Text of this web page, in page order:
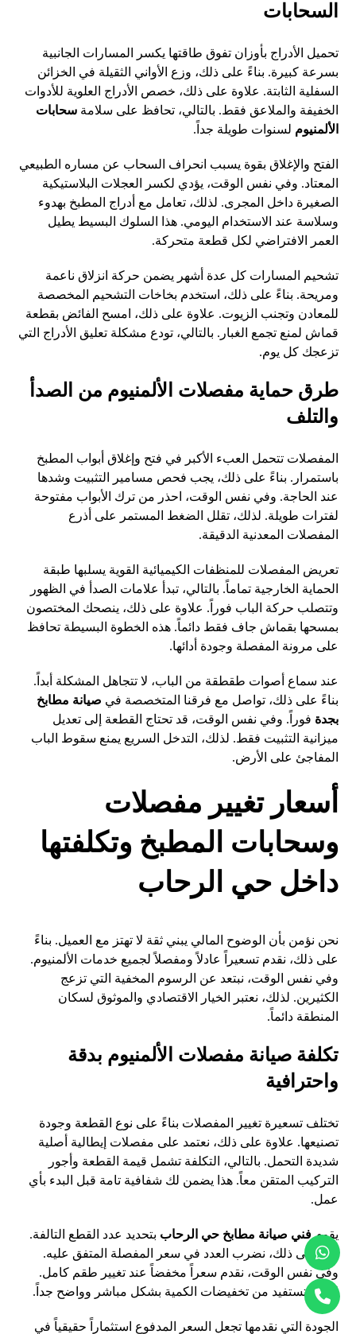
السحابات
تحميل الأدراج بأوزان تفوق طاقتها يكسر المسارات الجانبية
بسرعة كبيرة. بناءً على ذلك، وزع الأواني الثقيلة في الخزائن
السفلية الثابتة. علاوة على ذلك، خصص الأدراج العلوية للأدوات
الخفيفة والملاعق فقط. بالتالي، تحافظ على سلامةسحابات
الألمنيوم لسنوات طويلة جداً.
الفتح والإغلاق بقوة يسبب انحراف السحاب عن مساره الطبيعي
المعتاد. وفي نفس الوقت، يؤدي لكسر العجلات البلاستيكية
الصغيرة داخل المجرى. لذلك، تعامل مع أدراج المطبخ بهدوء
وسلاسة عند الاستخدام اليومي. هذا السلوك البسيط يطيل
العمر الافتراضي لكل قطعة متحركة.
تشحيم المسارات كل عدة أشهر يضمن حركة انزلاق ناعمة
ومريحة. بناءً على ذلك، استخدم بخاخات التشحيم المخصصة
للمعادن وتجنب الزيوت. علاوة على ذلك، امسح الفائض بقطعة
قماش لمنع تجمع الغبار. بالتالي، تودع مشكلة تعليق الأدراج التي
تزعجك كل يوم.
طرق حماية مفصلات الألمنيوم من الصدأ
والتلف
المفصلات تتحمل العبء الأكبر في فتح وإغلاق أبواب المطبخ
باستمرار. بناءً على ذلك، يجب فحص مسامير التثبيت وشدها
عند الحاجة. وفي نفس الوقت، احذر من ترك الأبواب مفتوحة
لفترات طويلة. لذلك، تقلل الضغط المستمر على أذرع
المفصلات المعدنية الدقيقة.
تعريض المفصلات للمنظفات الكيميائية القوية يسلبها طبقة
الحماية الخارجية تماماً. بالتالي، تبدأ علامات الصدأ في الظهور
وتتصلب حركة الباب فوراً. علاوة على ذلك، ينصحك المختصون
بمسحها بقماش جاف فقط دائماً. هذه الخطوة البسيطة تحافظ
على مرونة المفصلة وجودة أدائها.
عند سماع أصوات طقطقة من الباب، لا تتجاهل المشكلة أبداً.
بناءً على ذلك، تواصل مع فرقنا المتخصصة في صيانة مطابخ
بجدة فوراً. وفي نفس الوقت، قد تحتاج القطعة إلى تعديل
ميزانية التثبيت فقط. لذلك، التدخل السريع يمنع سقوط الباب
المفاجئ على الأرض.
أسعار تغيير مفصلات
وسحابات المطبخ وتكلفتها
داخل حي الرحاب
نحن نؤمن بأن الوضوح المالي يبني ثقة لا تهتز مع العميل. بناءً
على ذلك، نقدم تسعيراً عادلاً ومفصلاً لجميع خدمات الألمنيوم.
وفي نفس الوقت، نبتعد عن الرسوم المخفية التي تزعج
الكثيرين. لذلك، نعتبر الخيار الاقتصادي والموثوق لسكان
المنطقة دائماً.
تكلفة صيانة مفصلات الألمنيوم بدقة
واحترافية
تختلف تسعيرة تغيير المفصلات بناءً على نوع القطعة وجودة
تصنيعها. علاوة على ذلك، نعتمد على مفصلات إيطالية أصلية
شديدة التحمل. بالتالي، التكلفة تشمل قيمة القطعة وأجور
التركيب المتقن معاً. هذا يضمن لك شفافية تامة قبل البدء بأي
عمل.
يقومفني صيانة مطابخ حي الرحاب بتحديد عدد القطع التالفة.
بناءً على ذلك، نضرب العدد في سعر المفصلة المتفق عليه.
وفي نفس الوقت، نقدم سعراً مخفضاً عند تغيير طقم كامل.
لذلك، تستفيد من تخفيضات الكمية بشكل مباشر وواضح جداً.
الجودة التي نقدمها تجعل السعر المدفوع استثماراً حقيقياً في